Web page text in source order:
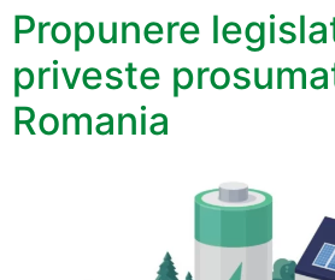
Propunere
priveste
Romania